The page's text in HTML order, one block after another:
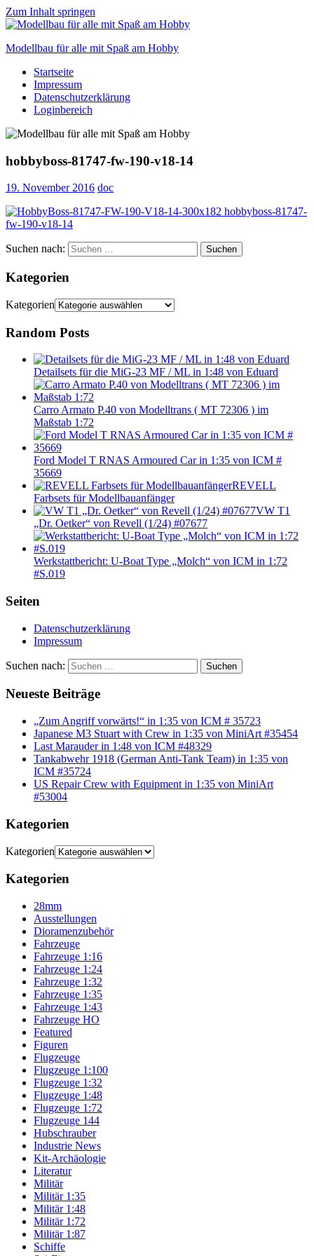
Zum Inhalt springen
Modellbau für alle mit Spaß am Hobby
Scale
modelling
to
Startseite
Impressum
Datenschutzerklärung
Loginbereich
hobbyboss-81747-fw-190-v18-14
19. November 2016 doc
Suchen nach: Suchen
Kategorien
Kategorien
Random Posts
Detailsets für die MiG-23 MF / ML in 1:48 von Eduard
Carro Armato P.40 von Modelltrans ( MT 72306 ) im
Maßstab 1:72
Ford Model T RNAS Armoured Car in 1:35 von ICM #
35669
REVELL
Farbsets für Modellbauanfänger
VW T1
„Dr. Oetker“ von Revell (1/24) #07677
Werkstattbericht: U-Boat Type „Molch“ von ICM in 1:72
#S.019
Seiten
Datenschutzerklärung
Impressum
Suchen nach: Suchen
Neueste Beiträge
„Zum Angriff vorwärts!“ in 1:35 von ICM # 35723
Japanese M3 Stuart with Crew in 1:35 von MiniArt #35454
Last Marauder in 1:48 von ICM #48329
Tankabwehr 1918 (German Anti-Tank Team) in 1:35 von
ICM #35724
US Repair Crew with Equipment in 1:35 von MiniArt
#53004
Kategorien
Kategorien
Kategorien
28mm
Ausstellungen
Dioramenzubehör
Fahrzeuge
Fahrzeuge 1:16
Fahrzeuge 1:24
Fahrzeuge 1:32
Fahrzeuge 1:35
Fahrzeuge 1:43
Fahrzeuge HO
Featured
Figuren
Flugzeuge
Flugzeuge 1:100
Flugzeuge 1:32
Flugzeuge 1:48
Flugzeuge 1:72
Flugzeuge 144
Hubschrauber
Industrie News
Kit-Archäologie
Literatur
Militär
Militär 1:35
Militär 1:48
Militär 1:72
Militär 1:87
Schiffe